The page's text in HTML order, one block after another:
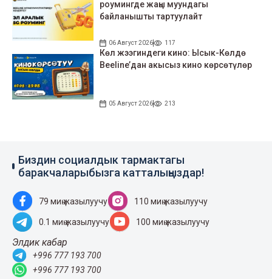
роумингде жаңы муундагы
байланышты тартуулайт
06 Август 2026 117
Көл жээгиндеги кино: Ысык-Көлдө
Beeline’дан акысыз кино көрсөтүлөр
05 Август 2026 213
Биздин социалдык тармактагы
баракчаларыбызга катталыңыздар!
79 миң жазылуучу 110 миң жазылуучу
0.1 миң жазылуучу 100 миң жазылуучу
Элдик кабар
+996 777 193 700
+996 777 193 700